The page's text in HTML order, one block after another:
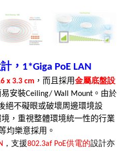
， 1*Giga PoE LAN
x 3.3 cm ，而且採用金屬底盤設
安裝Ceiling/ Wall Mount 。由於
絕不礙眼或破壞周邊環境設
，重視整體環境統一性的行業
均樂意採用。
，支援802.3af PoE供電的設計亦